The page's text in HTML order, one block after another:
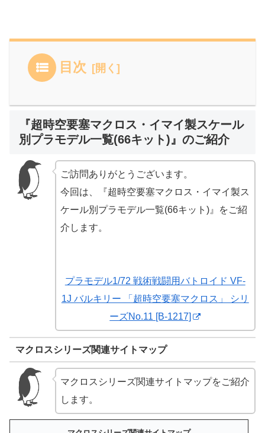
目次
『超時空要塞マクロス・イマイ製スケール
別プラモデル一覧(66キット)』のご紹介
ご訪問ありがとうございます。
今回は、『超時空要塞マクロス・イマイ製ス
ケール別プラモデル一覧(66キット)』をご紹
介します。
プラモデル1/72 戦術戦闘用バトロイド VF-
1J バルキリー 「超時空要塞マクロス」 シリ
ーズNo.11 [B-1217]
マクロスシリーズ関連サイトマップ
マクロスシリーズ関連サイトマップをご紹介
します。